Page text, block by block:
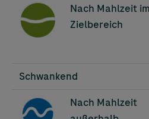
Image
Nach Mahlzeit im
Zielbereich
Schwankend
Image
Nach Mahlzeit